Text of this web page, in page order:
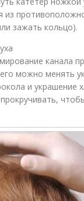
из
зажать кольцо).
канала
можно менять
и украшение